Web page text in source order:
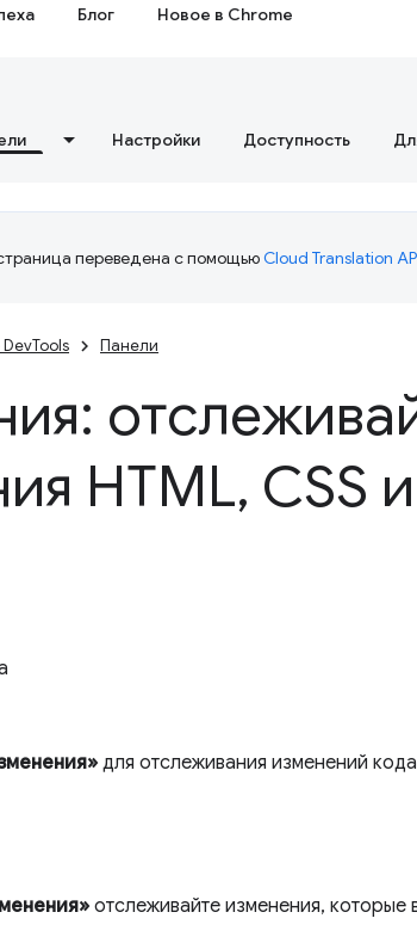
Блог Новое в Chrome
Настройки Доступность
переведена с помощьюCloud Translation
Панели
HTML, CSS
для отслеживания изменений
отслеживайте изменения, которые